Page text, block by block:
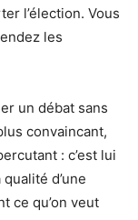
l’élection. Vous
les
un débat sans
convaincant,
: c’est lui
d’une
ce qu’on veut